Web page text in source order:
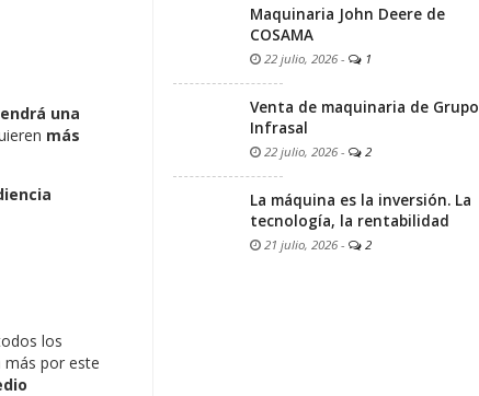
una
más
los
más por este
Maquinaria John Deere de
COSAMA
22 julio, 2026 - 1
Venta de maquinaria de Grupo
Infrasal
22 julio, 2026 - 2
La máquina es la inversión. La
tecnología, la rentabilidad
21 julio, 2026 - 2